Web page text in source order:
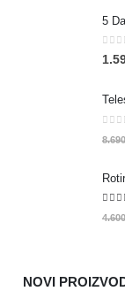
5
0
5.00
NOVI